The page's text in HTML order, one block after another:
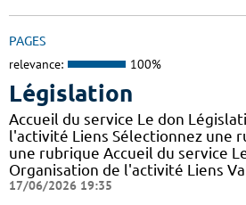
PAGES
relevance: 100%
Législation
Accueil du service Le don
l'activité Liens Sélectionnez une
une rubrique Accueil du service
Organisation de l'activité Liens
17/06/2026 19:35